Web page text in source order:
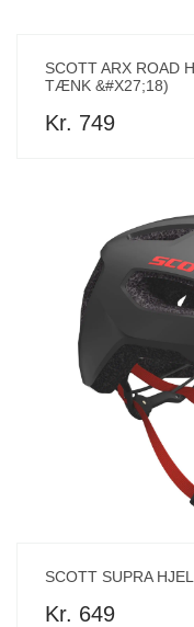
SCOTT ARX ROAD
TÆNK &#X27;18)
Kr. 749
SCOTT SUPRA
Kr. 649